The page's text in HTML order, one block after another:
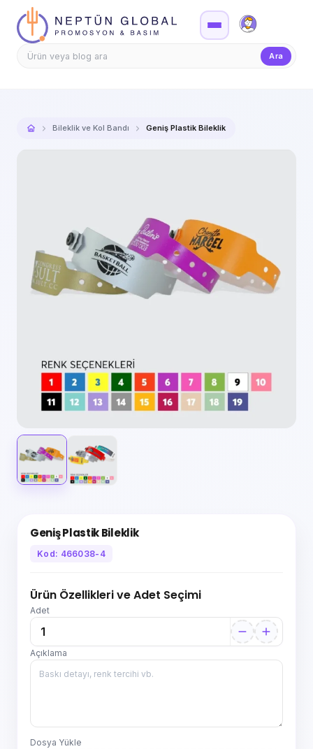
Firma Girişi
Ara
Bileklik ve Kol Bandı Geniş Plastik Bileklik
Geniş Plastik Bileklik
Kod: 466038-4
Ürün Özellikleri ve Adet Seçimi
Adet
Açıklama
Dosya Yükle